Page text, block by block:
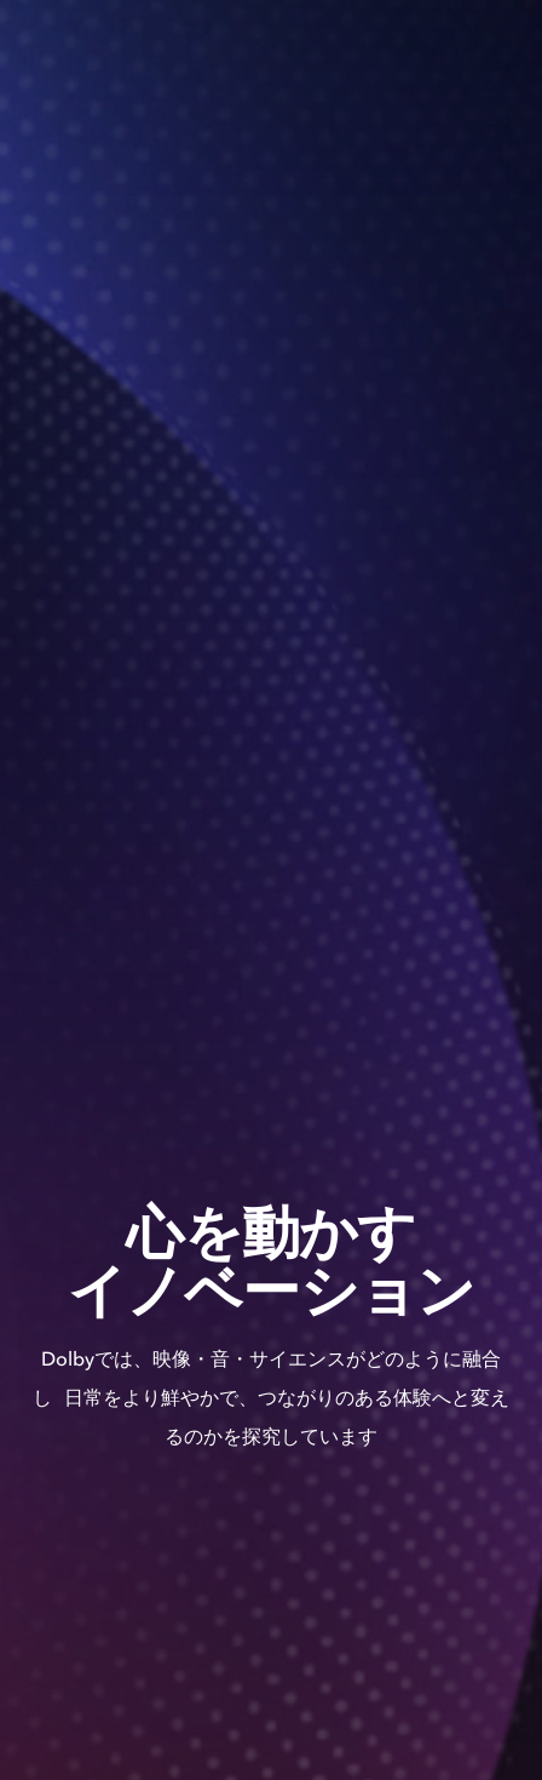
心を​動かす
イノベーション
Dolbyでは、​映像・音・サイエンスが​どのように​融合
し 日常を​より​鮮やかで、​つながりの​ある​体験へと​変え
るのかを​探究しています